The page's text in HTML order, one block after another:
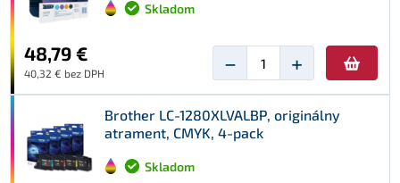
Skladom
48,79 €
40,32 € bez DPH − +
Brother LC-1280XLVALBP, originálny
atrament, CMYK, 4-pack
Skladom